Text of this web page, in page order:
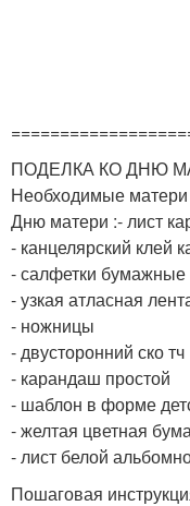
ПОДЕЛКА КО ДНЮ
Необходимые матери
Дню матери :- лист
- канцелярский клей
- салфетки
- узкая атласная
- ножницы
- двусторонний ско тч
- карандаш простой
- шаблон в форме
- желтая цветная
- лист белой
Пошаговая